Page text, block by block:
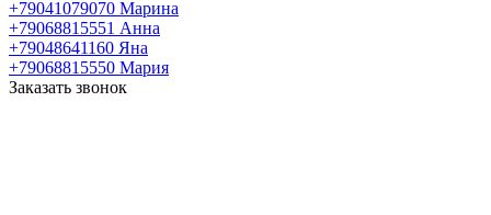
+79041079070 Марина
+79068815551 Анна
+79048641160 Яна
+79068815550 Мария
Заказать звонок